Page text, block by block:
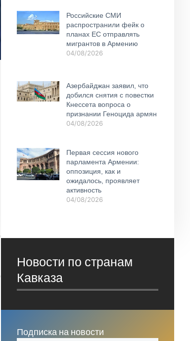
Российские СМИ
распространили фейк о
планах ЕС отправлять
мигрантов в Армению
04/08/2026
Азербайджан заявил, что
добился снятия с повестки
Кнессета вопроса о
признании Геноцида армян
04/08/2026
Первая сессия нового
парламента Армении:
оппозиция, как и
ожидалось, проявляет
активность
04/08/2026
Новости по странам
Кавказа
Подписка на новости